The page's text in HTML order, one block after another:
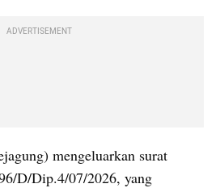
ADVERTISEMENT
mengeluarkan surat
D/Dip.4/07/2026, yang